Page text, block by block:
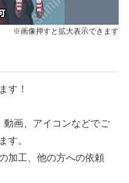
※画像押すと拡大表示できます
す！
動画、アイコンなどでご
す。
加工、他の方への依頼